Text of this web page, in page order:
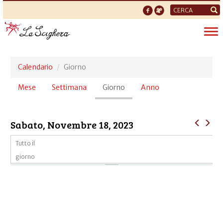
Form
di
ricerca
Calendario Giorno
Schede
Mese Settimana Giorno (scheda
attiva)
Anno
Sabato, Novembre 18, 2023
Tutto il
giorno